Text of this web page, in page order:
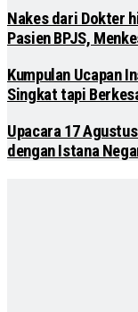
Nakes dari Dokter
Pasien BPJS,
Kumpulan Ucapan
Singkat tapi
Upacara 17
dengan Istana